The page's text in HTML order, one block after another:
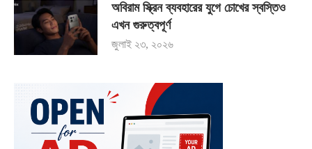
অবিরাম স্ক্রিন ব্যবহারের যুগে চোখের স্বস্তিও
এখন গুরুত্বপূর্ণ
জুলাই ২৩, ২০২৬